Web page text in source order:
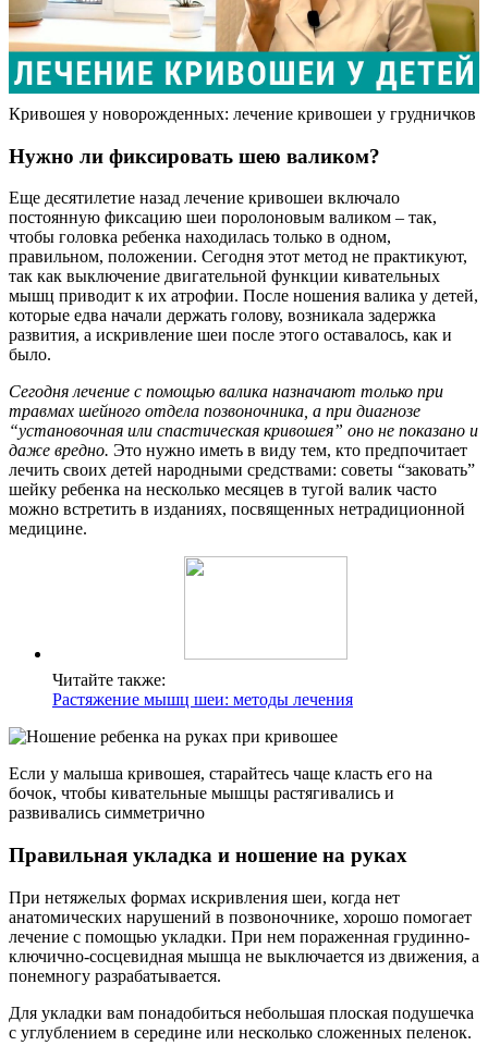
Кривошея у новорожденных: лечение кривошеи у грудничков
Нужно ли фиксировать шею валиком?
Еще десятилетие назад лечение кривошеи включало
постоянную фиксацию шеи поролоновым валиком – так,
чтобы головка ребенка находилась только в одном,
правильном, положении. Сегодня этот метод не практикуют,
так как выключение двигательной функции кивательных
мышц приводит к их атрофии. После ношения валика у детей,
которые едва начали держать голову, возникала задержка
развития, а искривление шеи после этого оставалось, как и
было.
Сегодня лечение с помощью валика назначают только при
травмах шейного отдела позвоночника, а при диагнозе
“установочная или спастическая кривошея” оно не показано и
даже вредно. Это нужно иметь в виду тем, кто предпочитает
лечить своих детей народными средствами: советы “заковать”
шейку ребенка на несколько месяцев в тугой валик часто
можно встретить в изданиях, посвященных нетрадиционной
медицине.
Читайте также:
Растяжение мышц шеи: методы лечения
Если у малыша кривошея, старайтесь чаще класть его на
бочок, чтобы кивательные мышцы растягивались и
развивались симметрично
Правильная укладка и ношение на руках
При нетяжелых формах искривления шеи, когда нет
анатомических нарушений в позвоночнике, хорошо помогает
лечение с помощью укладки. При нем пораженная грудинно-
ключично-сосцевидная мышца не выключается из движения, а
понемногу разрабатывается.
Для укладки вам понадобиться небольшая плоская подушечка
с углублением в середине или несколько сложенных пеленок.